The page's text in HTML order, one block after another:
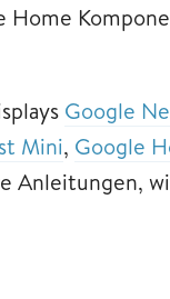
Home
Google
Mini, Google
Anleitungen,